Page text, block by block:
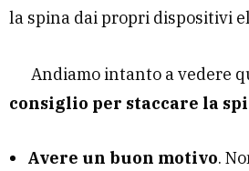
la spina dai propri dispositivi
Andiamo intanto a vedere
consiglio per staccare la
Avere un buon motivo.